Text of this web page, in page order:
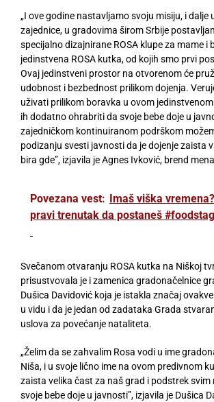
„I ove godine nastavljamo svoju misiju, i dalje
zajednice, u gradovima širom Srbije
specijalno dizajnirane ROSA klupe za mame i
jedinstvena ROSA kutka, od kojih smo prvi
Ovaj jedinstveni prostor na otvorenom će
udobnost i bezbednost prilikom dojenja.
uživati prilikom boravka u ovom
ih dodatno ohrabriti da svoje bebe doje u
zajedničkom kontinuiranom podrškom
podizanju svesti javnosti da je dojenje zaista
bira gde”, izjavila je Agnes Ivković, brend
Povezana vest:
Imaš viška
pravi trenutak da postaneš
Svečanom otvaranju ROSA kutka na Niškoj
prisustvovala je i zamenica gradonačelnice
Dušica Davidović koja je istakla značaj
u vidu i da je jedan od zadataka Grada
uslova za povećanje nataliteta.
„Želim da se zahvalim Rosa vodi u ime
Niša, i u svoje lično ime na ovom predivnom
zaista velika čast za naš grad i podstrek svim
svoje bebe doje u javnosti”, izjavila je Dušica